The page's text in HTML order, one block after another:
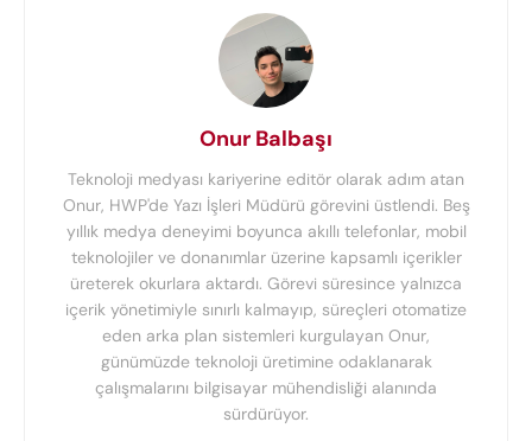
Onur Balbaşı
Teknoloji medyası kariyerine editör olarak adım atan
Onur, HWP'de Yazı İşleri Müdürü görevini üstlendi. Beş
yıllık medya deneyimi boyunca akıllı telefonlar, mobil
teknolojiler ve donanımlar üzerine kapsamlı içerikler
üreterek okurlara aktardı. Görevi süresince yalnızca
içerik yönetimiyle sınırlı kalmayıp, süreçleri otomatize
eden arka plan sistemleri kurgulayan Onur,
günümüzde teknoloji üretimine odaklanarak
çalışmalarını bilgisayar mühendisliği alanında
sürdürüyor.